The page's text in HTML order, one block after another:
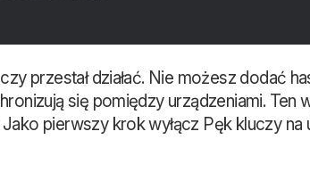
przestał działać. Nie możesz dodać
się pomiędzy urządzeniami. Ten
pierwszy krok wyłącz Pęk kluczy na